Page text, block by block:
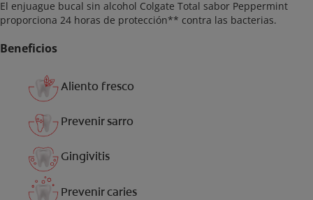
El enjuague bucal sin alcohol Colgate Total sabor Peppermint
proporciona 24 horas de protección** contra las bacterias.
Beneficios
Aliento fresco
Prevenir sarro
Gingivitis
Prevenir caries